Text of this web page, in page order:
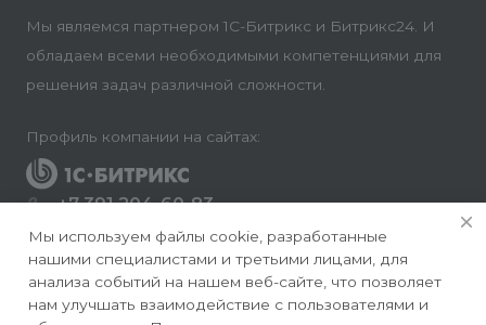
Мы являемся партнером 1С-Битрикс и Битрикс24. И
обладаем всеми необходимыми компетенциями для
решения задач различной сложности.
Профиль компании на сайтах:
+7 391 204-60-83
Заказать звонок
info@conversite.ru
г. Красноярск, ул. Ладо Кецховели 22а, офис 8-28/1
Мы используем файлы cookie, разработанные
нашими специалистами и третьими лицами, для
анализа событий на нашем веб-сайте, что позволяет
нам улучшать взаимодействие с пользователями и